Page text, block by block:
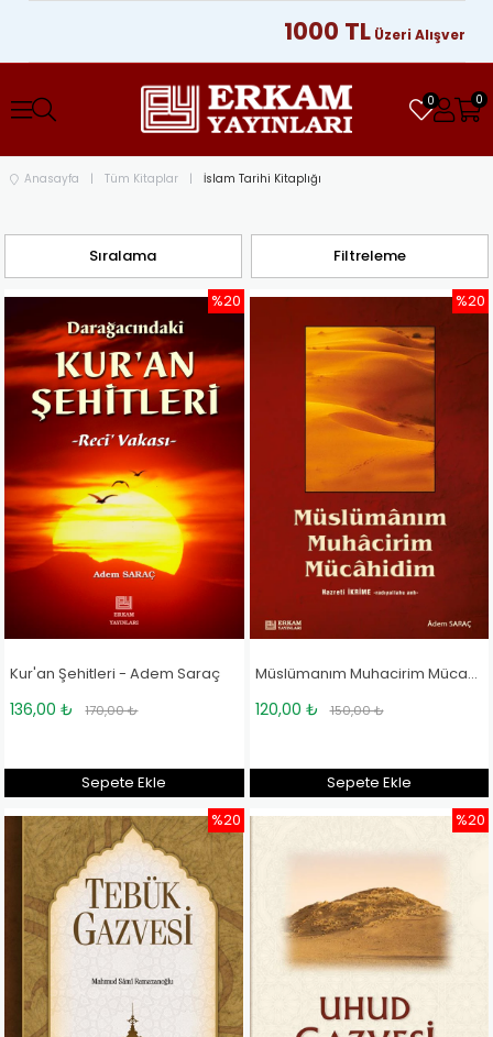
1000 TLÜzeri
0 0
Anasayfa Tüm Kitaplar İslam Tarihi Kitaplığı
Filtreleme
Sıralama
Kur'an Şehitleri - Adem Saraç
136,00 ₺ 170,00 ₺
Sepete Ekle
%20
Müslümanım Muhacirim Mücahidim - Adem Saraç
120,00 ₺ 150,00 ₺
Sepete Ekle
%20
%20 %20